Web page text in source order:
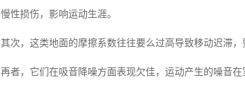
慢性损伤，影响运动生涯。
其次，这类地面的摩擦系数往往要么过高导致移动迟滞
再者，它们在吸音降噪方面表现欠佳，运动产生的噪音